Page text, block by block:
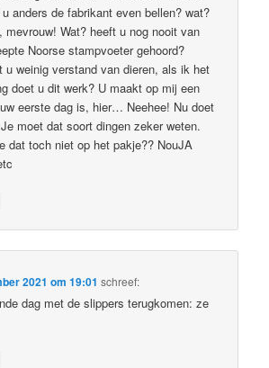
anders de fabrikant even bellen? wat?
mevrouw! Wat? heeft u nog nooit van
Noorse stampvoeter gehoord?
u weinig verstand van dieren, als ik het
doet u dit werk? U maakt op mij een
eerste dag is, hier… Neehee! Nu doet
moet dat soort dingen zeker weten.
dat toch niet op het pakje?? NouJA
2021 om 19:01 schreef:
dag met de slippers terugkomen: ze